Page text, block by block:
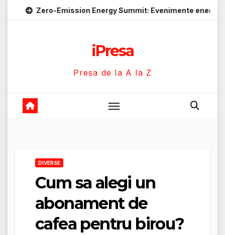
Emission Energy Summit: Evenimente energie despre
iPresa
Presa de la A la Z
DIVERSE
Cum sa alegi un
abonament de
cafea pentru birou?